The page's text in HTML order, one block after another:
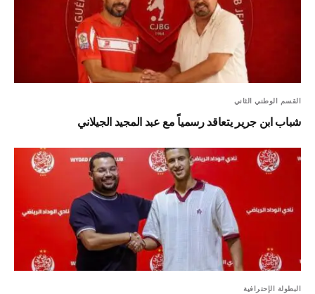
القسم الوطني الثاني
شباب ابن جرير يتعاقد رسمياً مع عبد المجيد الجيلاني
البطولة الإحترافية